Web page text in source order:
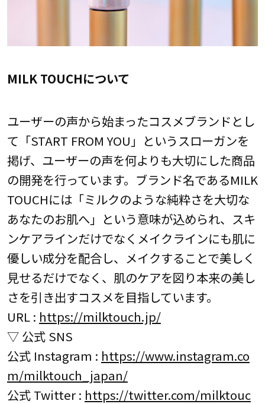
MILK TOUCHについて
ユーザーの声から始まったコスメブランドとし
て「START FROM YOU」というスローガンを
掲げ、ユーザーの声を何よりも大切にした商品
の開発を行っています。ブランド名であるMILK
TOUCHには「ミルクのような純粋さを大切な
あなたのお肌へ」という意味が込められ、スキ
ンケアラインだけでなくメイクラインにも肌に
優しい成分を配合し、メイクすることで美しく
見せるだけでなく、肌のケアを図り本来の美し
さを引き出すコスメを目指しています。
URL : https://milktouch.jp/
▽ 公式 SNS
公式 Instagram : https://www.instagram.co
m/milktouch_japan/
公式 Twitter : https://twitter.com/milktouc